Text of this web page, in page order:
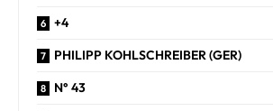
+4
PHILIPP KOHLSCHREIBER (GER)
N° 43